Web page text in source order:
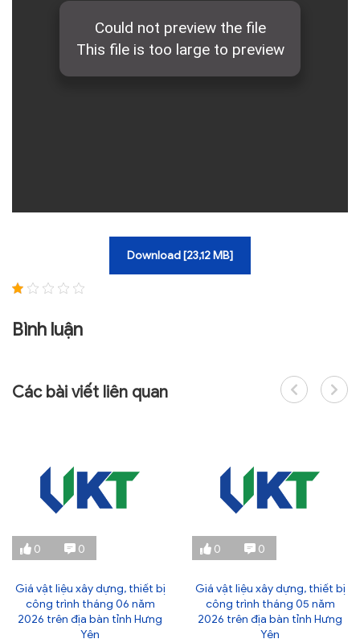
TRA CỨU VĂN BẢN
TRAO ĐỔI
Download [23,12 MB]
Bình luận
Các bài viết liên quan
0 0
Giá vật liệu xây dựng, thiết bị
công trình tháng 06 năm
2026 trên địa bàn tỉnh Hưng
Yên
0 0
Giá vật liệu xây dựng, thiết bị
công trình tháng 05 năm
2026 trên địa bàn tỉnh Hưng
Yên